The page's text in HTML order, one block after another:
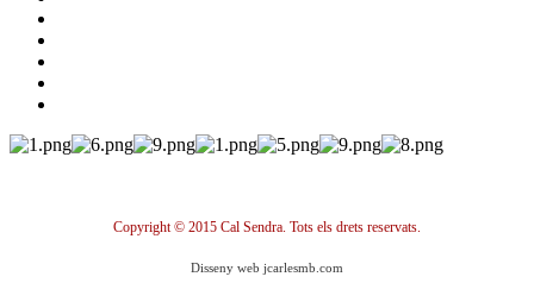
Copyright © 2015 Cal Sendra. Tots els drets reservats.
Disseny web jcarlesmb.com